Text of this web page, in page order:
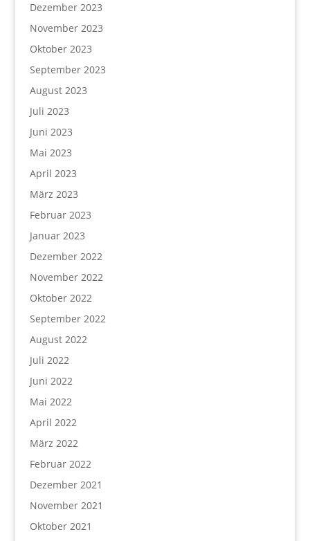
Dezember 2023
November 2023
Oktober 2023
September 2023
August 2023
Juli 2023
Juni 2023
Mai 2023
April 2023
März 2023
Februar 2023
Januar 2023
Dezember 2022
November 2022
Oktober 2022
September 2022
August 2022
Juli 2022
Juni 2022
Mai 2022
April 2022
März 2022
Februar 2022
Dezember 2021
November 2021
Oktober 2021